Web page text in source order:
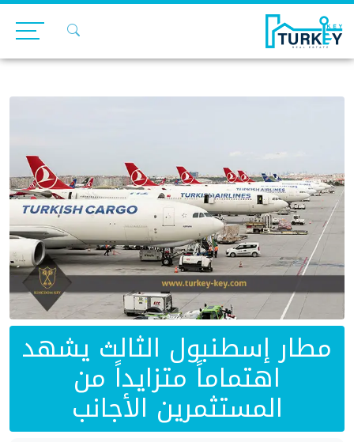
Skip
content
مطار إسطنبول الثالث يشهد
اهتماماً متزايداً من
المستثمرين الأجانب